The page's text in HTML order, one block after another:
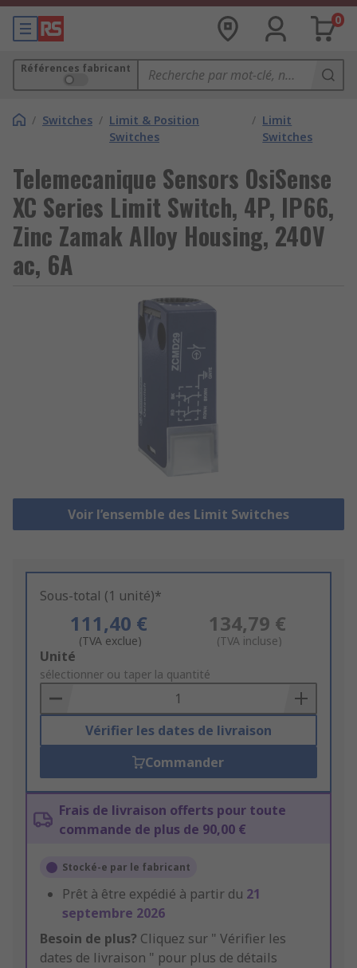
0
Références fabricant
/ Switches / Limit & Position
Switches
/ Limit
Switches
Telemecanique Sensors OsiSense
XC Series Limit Switch, 4P, IP66,
Zinc Zamak Alloy Housing, 240V
ac, 6A
Voir l’ensemble des Limit Switches
Sous-total (1 unité)*
111,40 €
(TVA exclue)
134,79 €
(TVA incluse)
Add
to
Basket
Unité
sélectionner ou taper la quantité
Vérifier les dates de livraison
Commander
Frais de livraison offerts pour toute
commande de plus de 90,00 €
Stocké-e par le fabricant
Prêt à être expédié à partir du 21
septembre 2026
Besoin de plus? Cliquez sur " Vérifier les
dates de livraison " pour plus de détails